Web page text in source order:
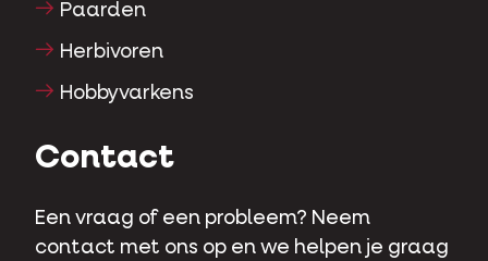
Paarden
Herbivoren
Hobbyvarkens
Contact
Een vraag of een probleem? Neem
contact met ons op en we helpen je graag